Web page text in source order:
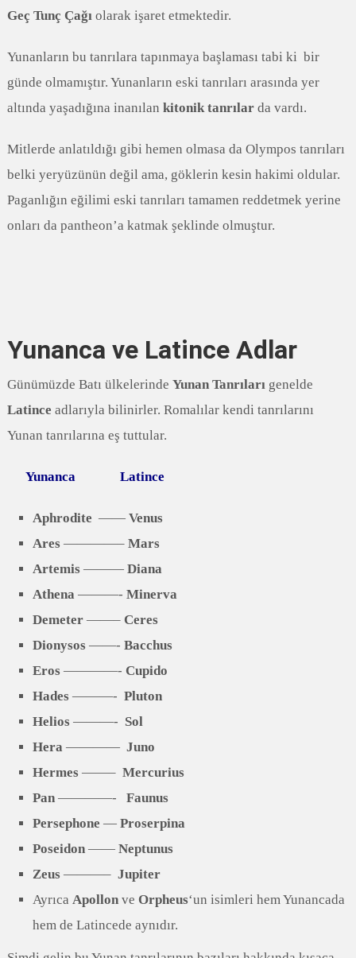
Geç Tunç Çağı olarak işaret etmektedir.
Yunanların bu tanrılara tapınmaya başlaması tabi ki bir
günde olmamıştır. Yunanların eski tanrıları arasında yer
altında yaşadığına inanılan kitonik tanrılarda vardı.
Mitlerde anlatıldığı gibi hemen olmasa da Olympos tanrıları
belki yeryüzünün değil ama, göklerin kesin hakimi oldular.
Paganlığın eğilimi eski tanrıları tamamen reddetmek yerine
onları da pantheon’a katmak şeklinde olmuştur.
Yunanca ve Latince Adlar
Günümüzde Batı ülkelerinde Yunan Tanrıları genelde
Latince adlarıyla bilinirler. Romalılar kendi tanrılarını
Yunan tanrılarına eş tuttular.
Yunanca Latince
Aphrodite ——Venus
Ares ————–Mars
Artemis ———Diana
Athena ———-Minerva
Demeter ——–Ceres
Dionysos ——-Bacchus
Eros ————-Cupido
Hades ———-Pluton
Helios ———- Sol
Hera ————Juno
Hermes ——–Mercurius
Pan ————-Faunus
Persephone —Proserpina
Poseidon ——Neptunus
Zeus ———–Jupiter
Ayrıca Apollon veOrpheus‘un isimleri hem Yunancada
hem de Latincede aynıdır.